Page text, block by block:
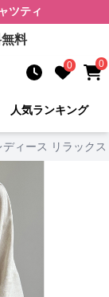
ツティ
料
0 0
人気ランキング
ィース リラックス